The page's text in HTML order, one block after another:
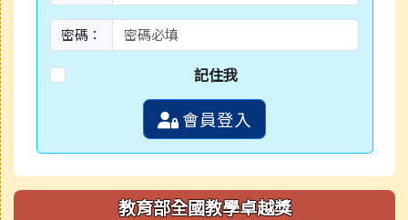
密碼：
記住我
會員登入
教育部全國教學卓越獎